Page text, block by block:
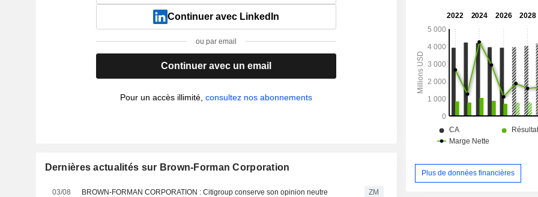
Continuer avec LinkedIn
ou par email
Continuer avec un email
Pour un accès illimité,consultez nos abonnements
Dernières actualités sur Brown-Forman Corporation
03/08 BROWN-FORMAN CORPORATION : Citigroup conserve son opinion neutre ZM
Plus de données financières